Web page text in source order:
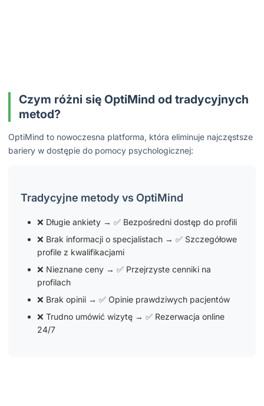
Czym różni się OptiMind od tradycyjnych
metod?
OptiMind to nowoczesna platforma, która eliminuje najczęstsze
bariery w dostępie do pomocy psychologicznej:
Tradycyjne metody vs OptiMind
❌ Długie ankiety → ✅ Bezpośredni dostęp do profili
❌ Brak informacji o specjalistach → ✅ Szczegółowe
profile z kwalifikacjami
❌ Nieznane ceny → ✅ Przejrzyste cenniki na
profilach
❌ Brak opinii → ✅ Opinie prawdziwych pacjentów
❌ Trudno umówić wizytę → ✅ Rezerwacja online
24/7